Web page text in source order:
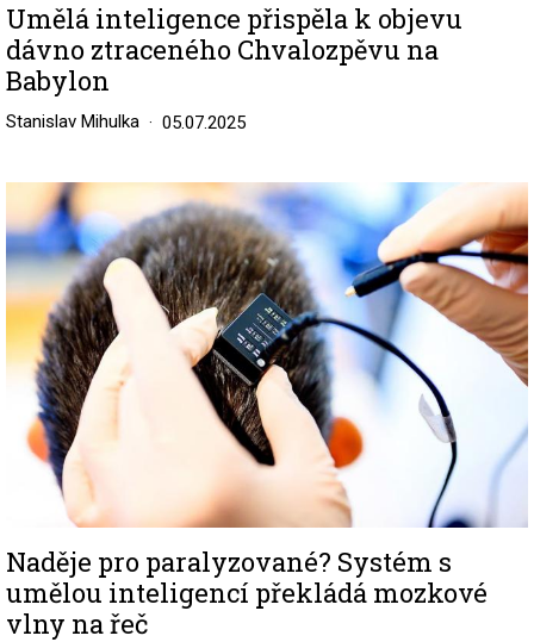
Umělá inteligence přispěla k objevu
dávno ztraceného Chvalozpěvu na
Babylon
Stanislav Mihulka 05.07.2025
Image
Naděje pro paralyzované? Systém s
umělou inteligencí překládá mozkové
vlny na řeč